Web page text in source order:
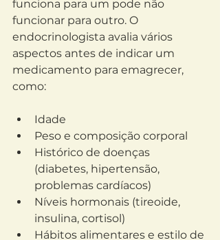
funciona para um pode não
funcionar para outro. O
endocrinologista avalia vários
aspectos antes de indicar um
medicamento para emagrecer,
como:
Idade
Peso e composição corporal
Histórico de doenças
(diabetes, hipertensão,
problemas cardíacos)
Níveis hormonais (tireoide,
insulina, cortisol)
Hábitos alimentares e estilo de